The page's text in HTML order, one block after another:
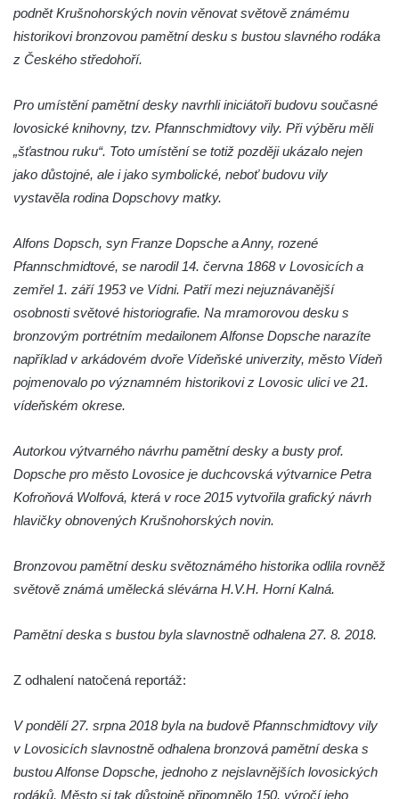
hřbitovní kapli v Lipové
Pamětní deska Václava Kliera na Tyršově
domě ve Vaníčkově ulici v Ústí nad Labem
Pamětní deska Vinzenze Ulbricha na domě
čp. 26 v Brné
Pamětní deska na rodném domě Jiřího
Pamětní deska Johanna Christopha Kridela
na budově Café Henke v Rumburku
Pamětní deska Jaroslava Falty u Domu
kultury Střelnice v Rumburku
domě čp. 1 v Debrnu
Pamětní deska čestným občanům města na
hřbitově v Kralupech nad Vltavou
Pamětní deska Julia Loria na židovském
Pamětní deska Františka Meixnera před
Pamětní deska Carlu Franzi Ballemu na
Pamětní deska Michala Třetiny na domě v
Ostruhové ulici čp. 62/1 v Mělníku
podnět Krušnohorských novin věnovat světově známému
historikovi bronzovou pamětní desku s bustou slavného rodáka
z Českého středohoří.
Pro umístění pamětní desky navrhli iniciátoři budovu současné
lovosické knihovny, tzv. Pfannschmidtovy vily. Při výběru měli
„šťastnou ruku“. Toto umístění se totiž později ukázalo nejen
jako důstojné, ale i jako symbolické, neboť budovu vily
vystavěla rodina Dopschovy matky.
Alfons Dopsch, syn Franze Dopsche a Anny, rozené
Pfannschmidtové, se narodil 14. června 1868 v Lovosicích a
zemřel 1. září 1953 ve Vídni. Patří mezi nejuznávanější
osobnosti světové historiografie. Na mramorovou desku s
bronzovým portrétním medailonem Alfonse Dopsche narazíte
například v arkádovém dvoře Vídeňské univerzity, město Vídeň
pojmenovalo po významném historikovi z Lovosic ulici ve 21.
vídeňském okrese.
Autorkou výtvarného návrhu pamětní desky a busty prof.
Dopsche pro město Lovosice je duchcovská výtvarnice Petra
Kofroňová Wolfová, která v roce 2015 vytvořila grafický návrh
hlavičky obnovených Krušnohorských novin.
Bronzovou pamětní desku světoznámého historika odlila rovněž
světově známá umělecká slévárna H.V.H. Horní Kalná.
Pamětní deska s bustou byla slavnostně odhalena 27. 8. 2018.
Z odhalení natočená reportáž:
V pondělí 27. srpna 2018 byla na budově Pfannschmidtovy vily
v Lovosicích slavnostně odhalena bronzová pamětní deska s
bustou Alfonse Dopsche, jednoho z nejslavnějších lovosických
rodáků. Město si tak důstojně připomnělo 150. výročí jeho